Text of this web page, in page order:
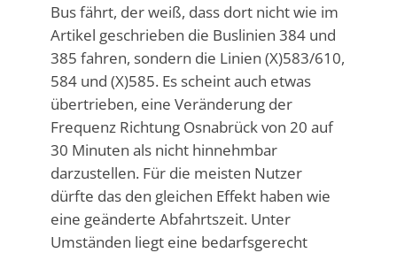
Bus fährt, der weiß, dass dort nicht wie im
Artikel geschrieben die Buslinien 384 und
385 fahren, sondern die Linien (X)583/610,
584 und (X)585. Es scheint auch etwas
übertrieben, eine Veränderung der
Frequenz Richtung Osnabrück von 20 auf
30 Minuten als nicht hinnehmbar
darzustellen. Für die meisten Nutzer
dürfte das den gleichen Effekt haben wie
eine geänderte Abfahrtszeit. Unter
Umständen liegt eine bedarfsgerecht